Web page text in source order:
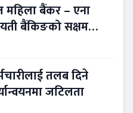
महिला बैंकर – एना
बैंकिङको सक्षम
तलब दिने
जटिलता